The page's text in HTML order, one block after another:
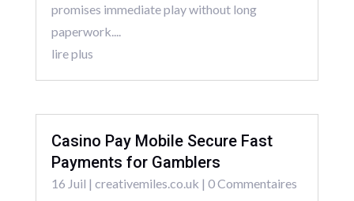
promises immediate play without long
paperwork....
lire plus
Casino Pay Mobile Secure Fast
Payments for Gamblers
16 Juil | creativemiles.co.uk | 0 Commentaires